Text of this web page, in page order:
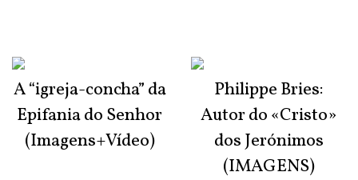
A “igreja-concha” da
Epifania do Senhor
(Imagens+Vídeo)
Philippe Bries:
Autor do «Cristo»
dos Jerónimos
(IMAGENS)